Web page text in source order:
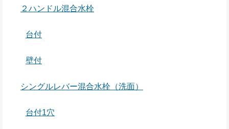
２ハンドル混合水栓
台付
壁付
シングルレバー混合水栓（洗面）
台付1穴